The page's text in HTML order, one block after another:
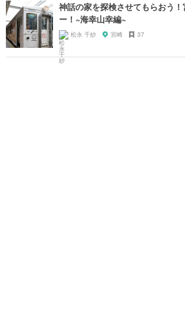
神話の家を探検させてもらおう
ー！~海幸山幸編~
松永 千紗 宮崎 37